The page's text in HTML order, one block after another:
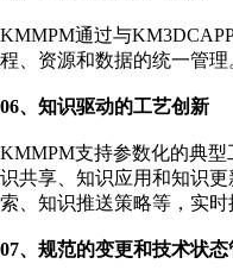
KMMPM通过与
程、资源和数据的统一管理
06、知识驱动的工艺创新
KMMPM支持参数化的典
识共享、知识应用和知识
索、知识推送策略等，实
07、规范的变更和技术状态